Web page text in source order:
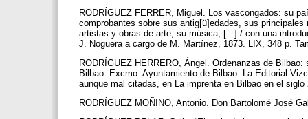
RODRÍGUEZ FERRER, Miguel. Los vascongados: su
comprobantes sobre sus antig[ü]edades, sus
artistas y obras de arte, su música, [...] / con una
J. Noguera a cargo de M. Martínez, 1873. LIX, 348 p.
RODRÍGUEZ HERRERO, Ángel. Ordenanzas de
Bilbao: Excmo. Ayuntamiento de Bilbao: La Editorial
aunque mal citadas, en La imprenta en Bilbao en el
RODRÍGUEZ MOÑINO, Antonio. Don Bartolomé José